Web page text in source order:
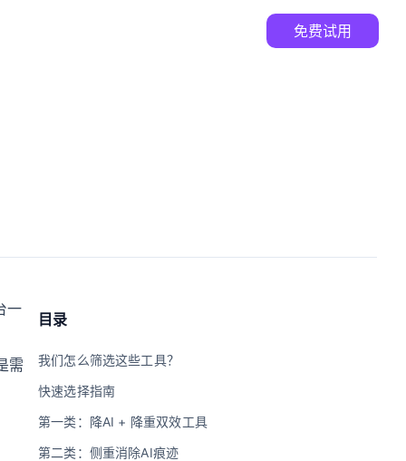
免费试用
一
需
目录
我们怎么筛选这些工具？
快速选择指南
第一类：降AI + 降重双效工具
第二类：侧重消除AI痕迹